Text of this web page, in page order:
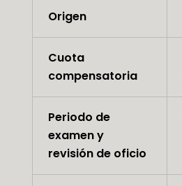
Origen
Cuota
compensatoria
Periodo de
examen y
revisión de oficio